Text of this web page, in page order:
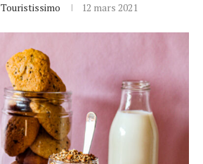
Touristissimo 12 mars 2021